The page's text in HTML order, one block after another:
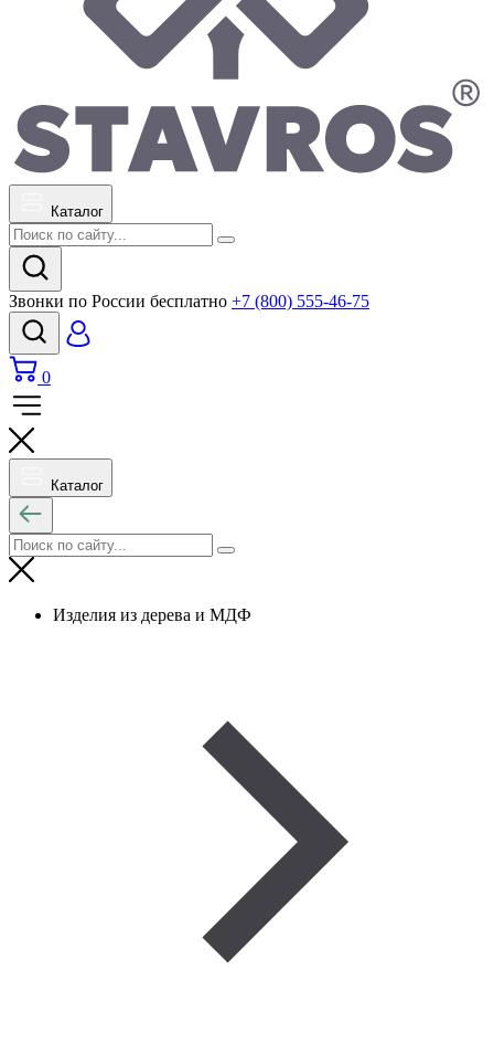
Каталог
Звонки по России бесплатно +7 (800) 555-46-75
0
Каталог
Изделия из дерева и МДФ